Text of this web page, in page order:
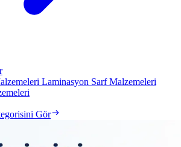
Laminasyon Sarf Malzemeleri
Gör